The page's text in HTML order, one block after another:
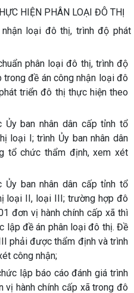
HIỆN PHÂN LOẠI ĐÔ THỊ
loại đô thị, trình độ phát
phân loại đô thị, trình độ
đề án công nhận loại đô
triển đô thị thực hiện theo
Ủy ban nhân dân cấp tỉnh tổ
loại I; trình Ủy ban nhân dân
tổ chức thẩm định, xem xét
Ủy ban nhân dân cấp tỉnh tổ
loại II, loại III; trường hợp đô
đơn vị hành chính cấp xã thì
lập đề án phân loại đô thị. Đề
phải được thẩm định và trình
công nhận;
lập báo cáo đánh giá trình
hành chính cấp xã trong đô